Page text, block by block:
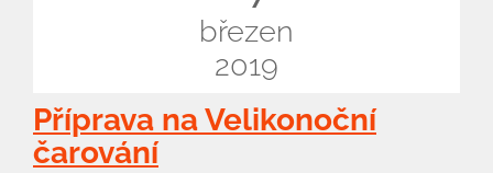
březen
2019
Příprava na Velikonoční
čarování